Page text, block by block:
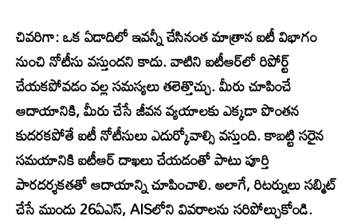
చివరిగా: ఒక ఏడాదిలో ఇవన్నీ చేసినంత మాత్రాన ఐటీ విభాగం
నుంచి నోటీసు వస్తుందని కాదు. వాటిని ఐటీఆర్‌లో రిపోర్ట్‌
చేయకపోవడం వల్ల సమస్యలు తలెత్తొచ్చు. మీరు చూపించే
ఆదాయానికి, మీరు చేసే జీవన వ్యయాలకు ఎక్కడా పొంతన
కుదరకపోతే ఐటీ నోటీసులు ఎదుర్కోవాల్సి వస్తుంది. కాబట్టి సరైన
సమయానికి ఐటీఆర్‌ దాఖలు చేయడంతో పాటు పూర్తి
పారదర్శకతతో ఆదాయాన్ని చూపించాలి. అలాగే, రిటర్నులు సబ్మిట్‌
చేసే ముందు 26ఏఎస్‌, AISలోని వివరాలను సరిపోల్చుకోండి.